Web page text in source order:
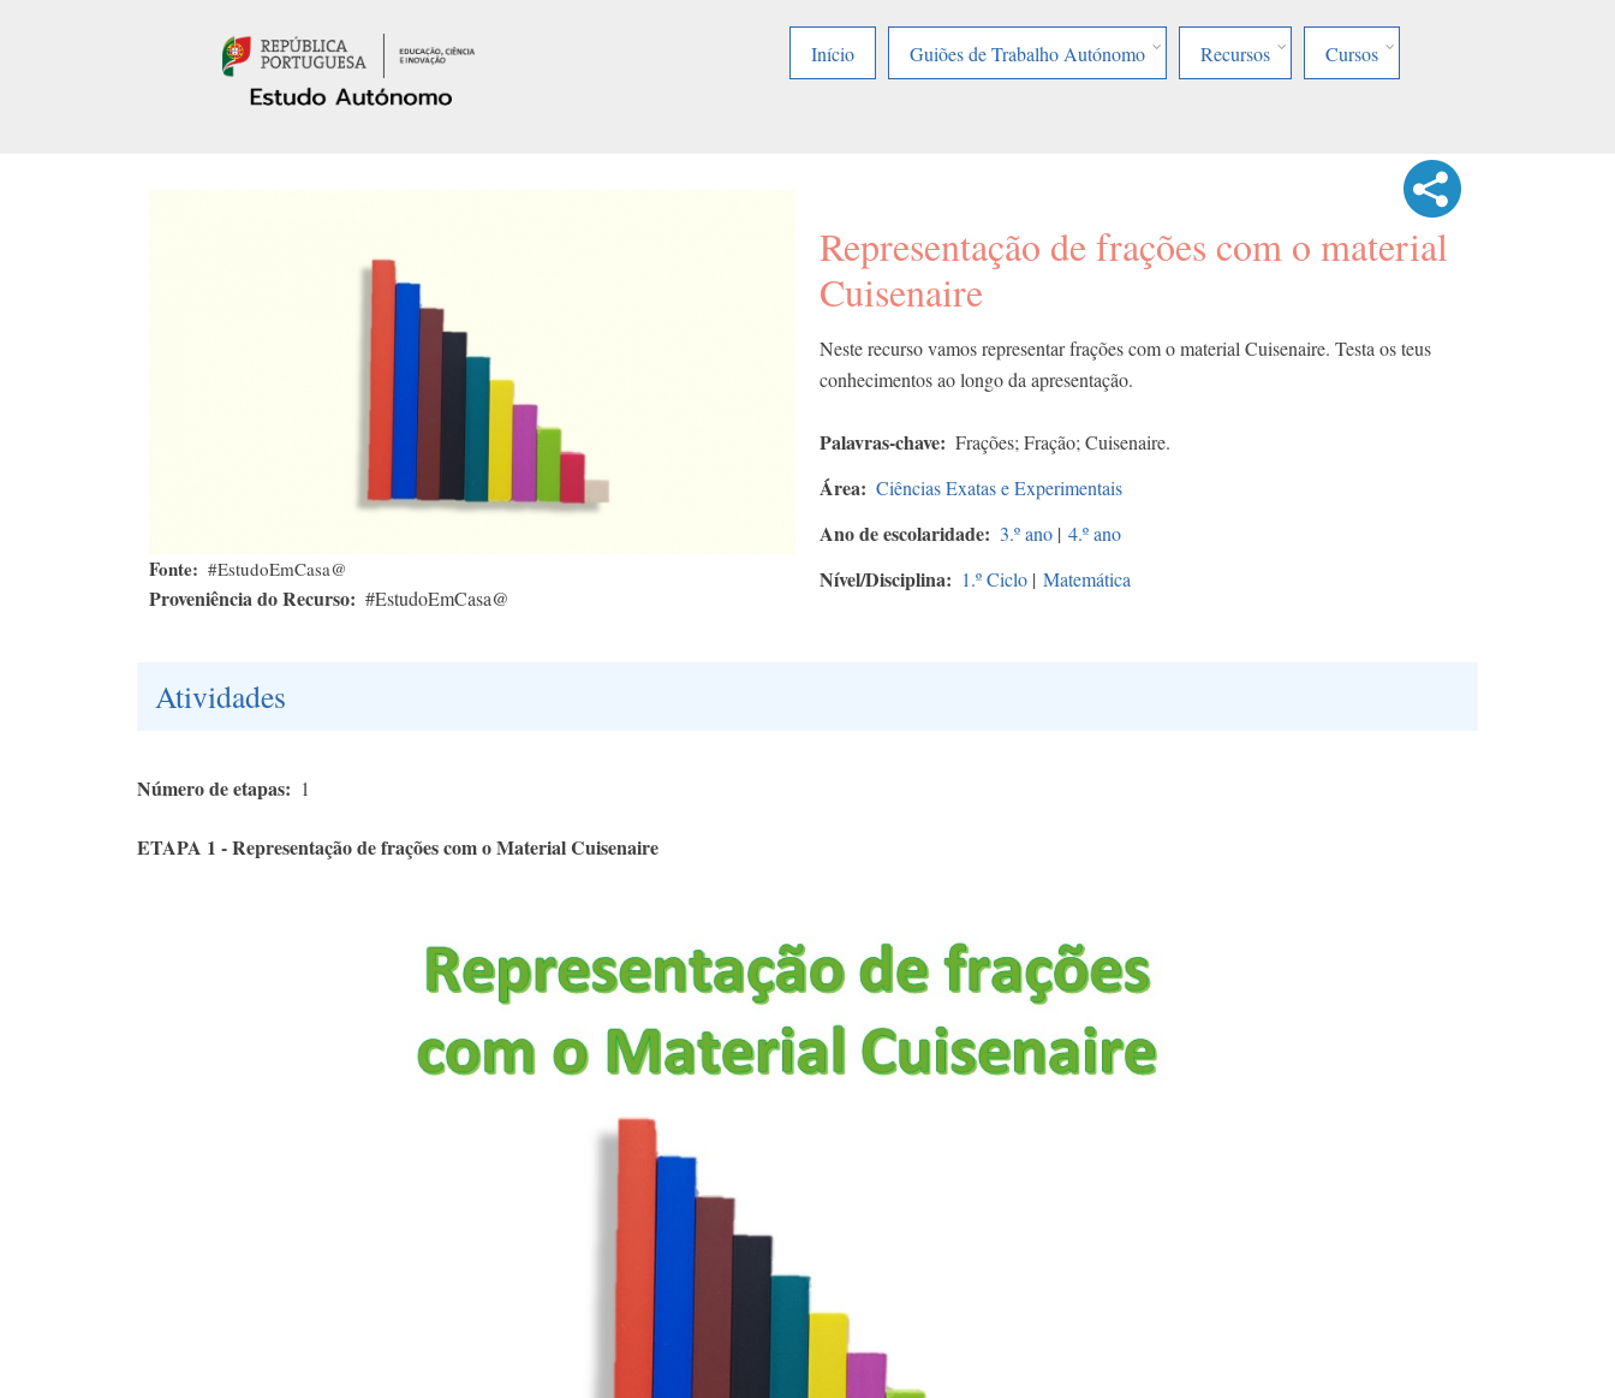
Início
Guiões de Trabalho Autónomo Recursos Cursos
Fonte #EstudoEmCasa@
Proveniência do Recurso #EstudoEmCasa@
Representação de frações com o material
Cuisenaire
Neste recurso vamos representar frações com o material Cuisenaire. Testa os teus
conhecimentos ao longo da apresentação.
Palavras-chave Frações; Fração; Cuisenaire.
Área Ciências Exatas e Experimentais
Ano de escolaridade 3.º ano | 4.º ano
Nível/Disciplina 1.º Ciclo | Matemática
Atividades
Número de etapas 1
ETAPA 1 - Representação de frações com o Material Cuisenaire